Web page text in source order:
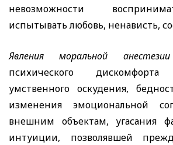
невозможности
испытывать любовь, ненависть,
Явления моральной
психического
умственного оскудения,
изменения эмоциональной
внешним объектам, угасания
интуиции, позволявшей